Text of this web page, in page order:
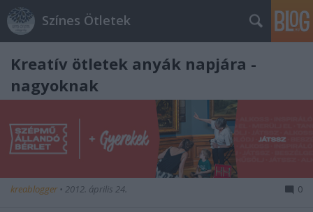
Színes Ötletek
Kreatív ötletek anyák napjára -
nagyoknak
kreablogger • 2012. április 24. 0